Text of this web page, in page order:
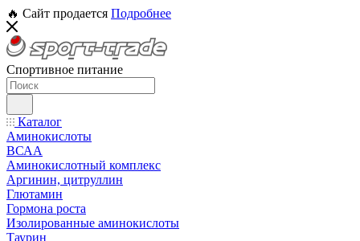
🔥 Сайт продается Подробнее
Спортивное питание
Каталог
Аминокислоты
ВСАА
Аминокислотный комплекс
Аргинин, цитруллин
Глютамин
Гормона роста
Изолированные аминокислоты
Таурин